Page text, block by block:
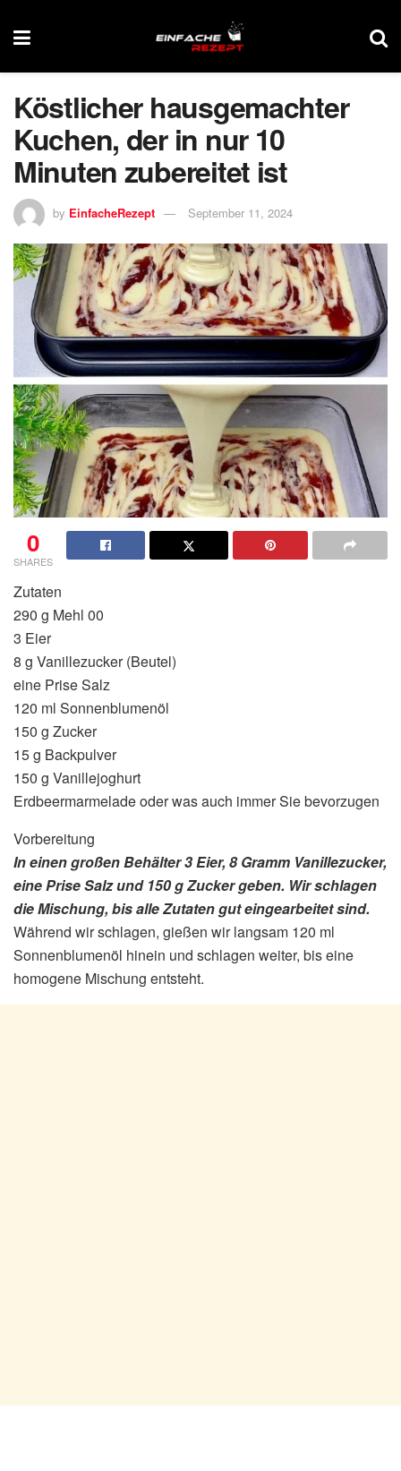
Köstlicher hausgemachter
Kuchen, der in nur 10
Minuten zubereitet ist
by EinfacheRezept September 11, 2024
0
SHARES
Zutaten
290 g Mehl 00
3 Eier
8 g Vanillezucker (Beutel)
eine Prise Salz
120 ml Sonnenblumenöl
150 g Zucker
15 g Backpulver
150 g Vanillejoghurt
Erdbeermarmelade oder was auch immer Sie bevorzugen
Vorbereitung
In einen großen Behälter 3 Eier, 8 Gramm Vanillezucker,
eine Prise Salz und 150 g Zucker geben. Wir schlagen
die Mischung, bis alle Zutaten gut eingearbeitet sind.
Während wir schlagen, gießen wir langsam 120 ml
Sonnenblumenöl hinein und schlagen weiter, bis eine
homogene Mischung entsteht.